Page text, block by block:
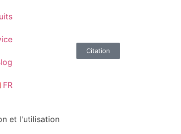
FR
Citation
et l'utilisation